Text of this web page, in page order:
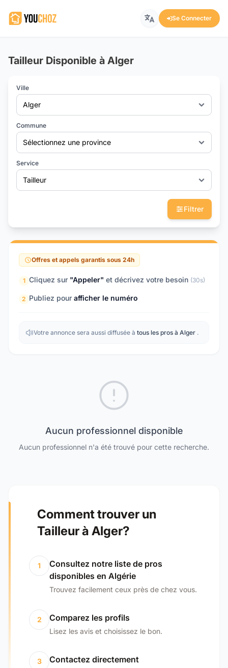
Se Connecter
Tailleur Disponible à Alger
Ville
Alger
Commune
Sélectionnez une province
Service
Tailleur
Filtrer
Offres et appels garantis sous 24h
1 Cliquez sur "Appeler" et décrivez votre besoin (30s)
2 Publiez pour afficher le numéro
Votre annonce sera aussi diffusée à tous les pros à Alger .
Aucun professionnel disponible
Aucun professionnel n'a été trouvé pour cette recherche.
Comment trouver un
Tailleur à Alger?
1
Consultez notre liste de pros
disponibles en Algérie
Trouvez facilement ceux près de chez vous.
2 Comparez les profils
Lisez les avis et choisissez le bon.
3 Contactez directement